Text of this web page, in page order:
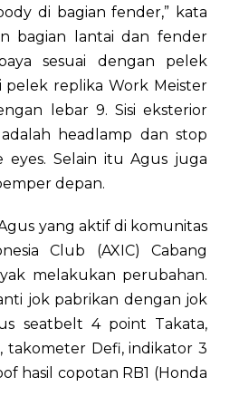
di bagian fender,” kata
bagian lantai dan fender
sesuai dengan pelek
pelek replika Work Meister
lebar 9. Sisi eksterior
headlamp dan stop
eyes. Selain itu Agus juga
depan.
yang aktif di komunitas
Club (AXIC) Cabang
melakukan perubahan.
jok pabrikan dengan jok
seatbelt 4 point Takata,
takometer Defi, indikator 3
hasil copotan RB1 (Honda